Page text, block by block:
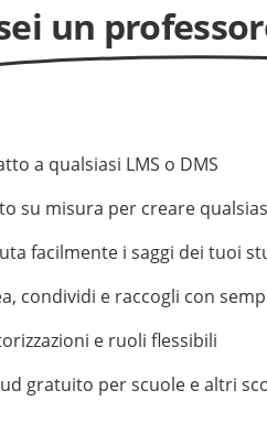
un
a qualsiasi LMS o DMS
su misura per creare
facilmente i saggi dei tuoi
condividi e raccogli con
e ruoli flessibili
gratuito per scuole e altri